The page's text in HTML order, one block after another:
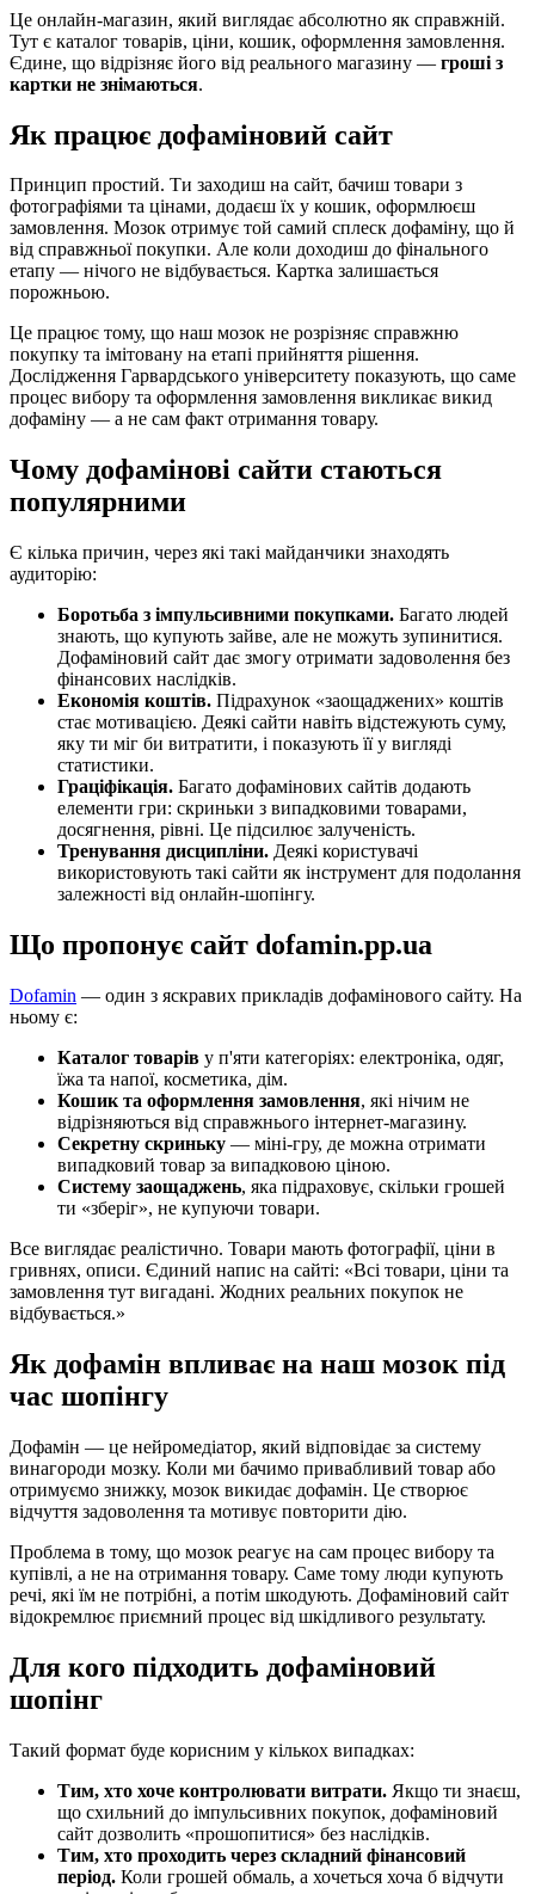
Це онлайн-магазин, який виглядає абсолютно як справжній.
Тут є каталог товарів, ціни, кошик, оформлення замовлення.
Єдине, що відрізняє його від реального магазину — гроші з
картки не знімаються.
Як працює дофаміновий сайт
Принцип простий. Ти заходиш на сайт, бачиш товари з
фотографіями та цінами, додаєш їх у кошик, оформлюєш
замовлення. Мозок отримує той самий сплеск дофаміну, що й
від справжньої покупки. Але коли доходиш до фінального
етапу — нічого не відбувається. Картка залишається
порожньою.
Це працює тому, що наш мозок не розрізняє справжню
покупку та імітовану на етапі прийняття рішення.
Дослідження Гарвардського університету показують, що саме
процес вибору та оформлення замовлення викликає викид
дофаміну — а не сам факт отримання товару.
Чому дофамінові сайти стаються
популярними
Є кілька причин, через які такі майданчики знаходять
аудиторію:
Боротьба з імпульсивними покупками. Багато людей
знають, що купують зайве, але не можуть зупинитися.
Дофаміновий сайт дає змогу отримати задоволення без
фінансових наслідків.
Економія коштів. Підрахунок «заощаджених» коштів
стає мотивацією. Деякі сайти навіть відстежують суму,
яку ти міг би витратити, і показують її у вигляді
статистики.
Граціфікація. Багато дофамінових сайтів додають
елементи гри: скриньки з випадковими товарами,
досягнення, рівні. Це підсилює залученість.
Тренування дисципліни. Деякі користувачі
використовують такі сайти як інструмент для подолання
залежності від онлайн-шопінгу.
Що пропонує сайт dofamin.pp.ua
Dofamin — один з яскравих прикладів дофамінового сайту. На
ньому є:
Каталог товарів у п'яти категоріях: електроніка, одяг,
їжа та напої, косметика, дім.
Кошик та оформлення замовлення, які нічим не
відрізняються від справжнього інтернет-магазину.
Секретну скриньку — міні-гру, де можна отримати
випадковий товар за випадковою ціною.
Систему заощаджень, яка підраховує, скільки грошей
ти «зберіг», не купуючи товари.
Все виглядає реалістично. Товари мають фотографії, ціни в
гривнях, описи. Єдиний напис на сайті: «Всі товари, ціни та
замовлення тут вигадані. Жодних реальних покупок не
відбувається.»
Як дофамін впливає на наш мозок під
час шопінгу
Дофамін — це нейромедіатор, який відповідає за систему
винагороди мозку. Коли ми бачимо привабливий товар або
отримуємо знижку, мозок викидає дофамін. Це створює
відчуття задоволення та мотивує повторити дію.
Проблема в тому, що мозок реагує на сам процес вибору та
купівлі, а не на отримання товару. Саме тому люди купують
речі, які їм не потрібні, а потім шкодують. Дофаміновий сайт
відокремлює приємний процес від шкідливого результату.
Для кого підходить дофаміновий
шопінг
Такий формат буде корисним у кількох випадках:
Тим, хто хоче контролювати витрати. Якщо ти знаєш,
що схильний до імпульсивних покупок, дофаміновий
сайт дозволить «прошопитися» без наслідків.
Тим, хто проходить через складний фінансовий
період. Коли грошей обмаль, а хочеться хоча б відчути